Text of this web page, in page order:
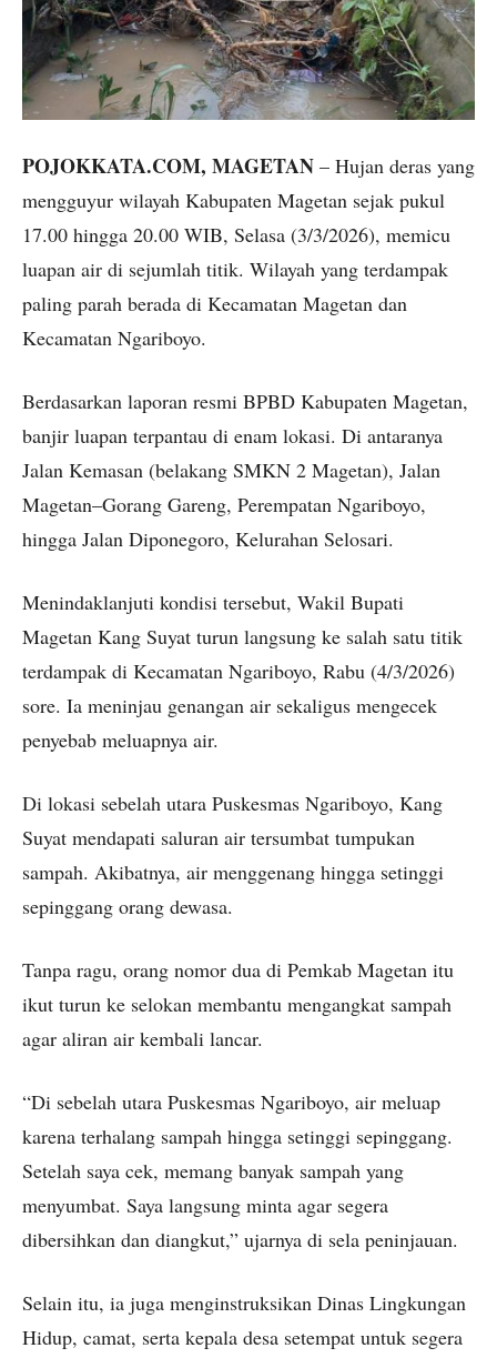
POJOKKATA.COM, MAGETAN – Hujan deras yang
mengguyur wilayah Kabupaten Magetan sejak pukul
17.00 hingga 20.00 WIB, Selasa (3/3/2026), memicu
luapan air di sejumlah titik. Wilayah yang terdampak
paling parah berada di Kecamatan Magetan dan
Kecamatan Ngariboyo.
Berdasarkan laporan resmi BPBD Kabupaten Magetan,
banjir luapan terpantau di enam lokasi. Di antaranya
Jalan Kemasan (belakang SMKN 2 Magetan), Jalan
Magetan–Gorang Gareng, Perempatan Ngariboyo,
hingga Jalan Diponegoro, Kelurahan Selosari.
Menindaklanjuti kondisi tersebut, Wakil Bupati
Magetan Kang Suyat turun langsung ke salah satu titik
terdampak di Kecamatan Ngariboyo, Rabu (4/3/2026)
sore. Ia meninjau genangan air sekaligus mengecek
penyebab meluapnya air.
Di lokasi sebelah utara Puskesmas Ngariboyo, Kang
Suyat mendapati saluran air tersumbat tumpukan
sampah. Akibatnya, air menggenang hingga setinggi
sepinggang orang dewasa.
Tanpa ragu, orang nomor dua di Pemkab Magetan itu
ikut turun ke selokan membantu mengangkat sampah
agar aliran air kembali lancar.
“Di sebelah utara Puskesmas Ngariboyo, air meluap
karena terhalang sampah hingga setinggi sepinggang.
Setelah saya cek, memang banyak sampah yang
menyumbat. Saya langsung minta agar segera
dibersihkan dan diangkut,” ujarnya di sela peninjauan.
Selain itu, ia juga menginstruksikan Dinas Lingkungan
Hidup, camat, serta kepala desa setempat untuk segera